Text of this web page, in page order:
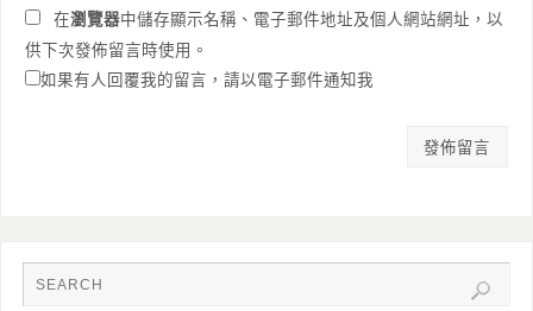
在瀏覽器中儲存顯示名稱、電子郵件地址及個人網站網址，以
供下次發佈留言時使用。
如果有人回覆我的留言，請以電子郵件通知我